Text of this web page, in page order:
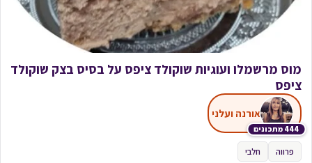
מוס מרשמלו ועוגיות שוקולד ציפס על בסיס בצק שוקולד
ציפס
444 מתכונים
אורנה ועלני
פרווה חלבי